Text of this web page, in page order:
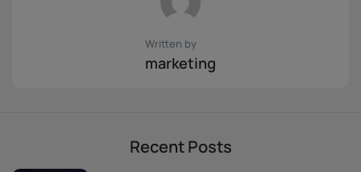
Written by
marketing
Recent Posts